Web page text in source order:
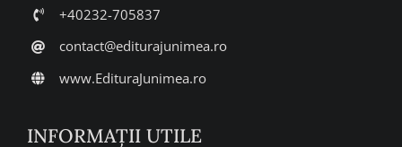
+40232-705837
contact@editurajunimea.ro
www.EdituraJunimea.ro
INFORMAŢII UTILE